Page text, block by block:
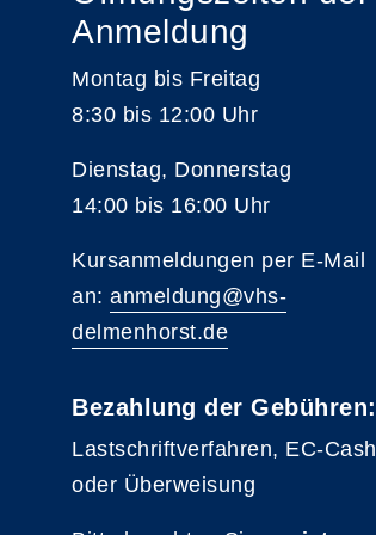
Anmeldung
Montag bis Freitag
8:30 bis 12:00 Uhr
Dienstag, Donnerstag
14:00 bis 16:00 Uhr
Kursanmeldungen per E-Mail
an: anmeldung@vhs-
delmenhorst.de
Bezahlung der Gebühren:
Lastschriftverfahren, EC-Cash
oder Überweisung